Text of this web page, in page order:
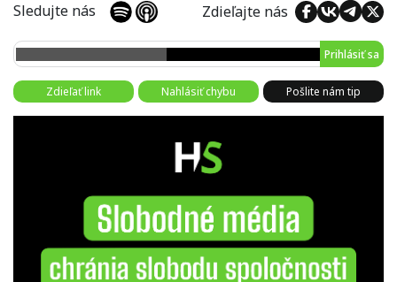
Sledujte nás Zdieľajte nás
Prihlásiť sa
Zdieľať link Nahlásiť chybu Pošlite nám tip